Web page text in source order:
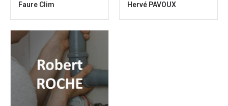
Faure Clim Hervé PAVOUX